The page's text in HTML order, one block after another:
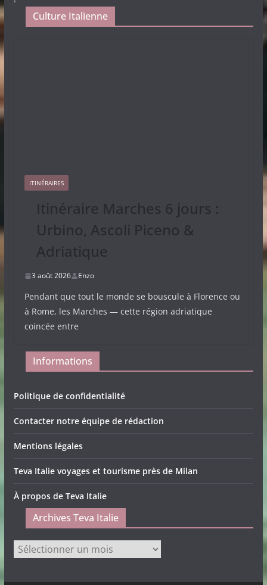
Culture Italienne
ITINÉRAIRES
Itinéraire Marches 6 jours :
Urbino, Ascoli Piceno &
Adriatique
3 août 2026 Enzo
Pendant que tout le monde se bouscule à Florence ou
à Rome, les Marches — cette région adriatique
coincée entre
Informations
Politique de confidentialité
Contacter notre équipe de rédaction
Mentions légales
Teva Italie voyages et tourisme près de Milan
À propos de Teva Italie
Archives Teva Italie
Archives